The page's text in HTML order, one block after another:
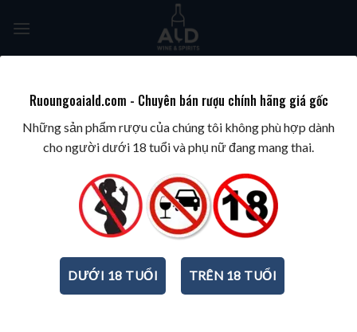
TRANG CHỦ BEST-SELLING / BEST-SELLING SPARKLING
Ruoungoaiald.com - Chuyên bán rượu chính hãng giá gốc
Những sản phẩm rượu của chúng tôi không phù hợp dành
cho người dưới 18 tuổi và phụ nữ đang mang thai.
DƯỚI 18 TUỔI TRÊN 18 TUỔI